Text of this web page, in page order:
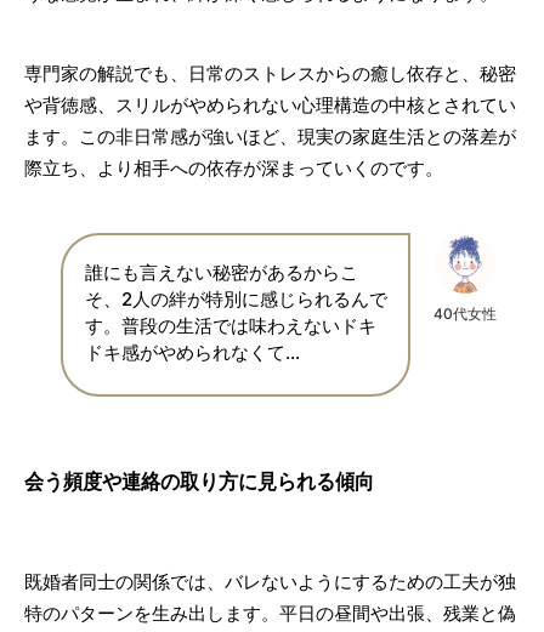
専門家の解説でも、日常のストレスからの癒し依存と、秘密
や背徳感、スリルがやめられない心理構造の中核とされてい
ます。この非日常感が強いほど、現実の家庭生活との落差が
際立ち、より相手への依存が深まっていくのです。
40代女性
誰にも言えない秘密があるからこ
そ、2人の絆が特別に感じられるんで
す。普段の生活では味わえないドキ
ドキ感がやめられなくて…
会う頻度や連絡の取り方に見られる傾向
既婚者同士の関係では、バレないようにするための工夫が独
特のパターンを生み出します。平日の昼間や出張、残業と偽